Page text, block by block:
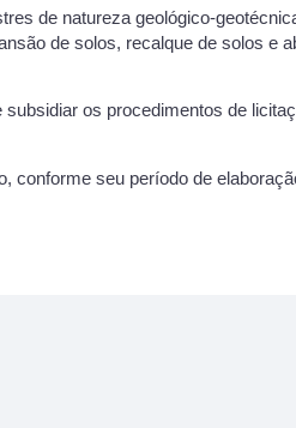
de natureza geológico-
de solos, recalque de solos e
os procedimentos de
conforme seu período de